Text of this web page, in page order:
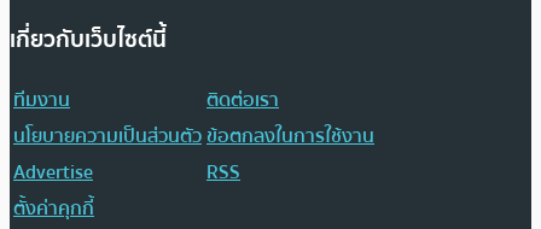
เกี่ยวกับเว็บไซต์นี้
ทีมงาน
ติดต่อเรา
นโยบายความเป็นส่วนตัวข้อตกลงในการใช้งาน
Advertise
RSS
ตั้งค่าคุกกี้